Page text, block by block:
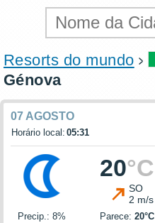
Resorts do mundo
Génova
07 AGOSTO
Horário local: 05:31
20°C
SO
2 m/s
Precip.: 8% Parece: 20°C